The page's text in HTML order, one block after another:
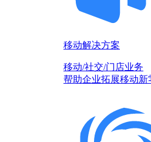
移动解决方案
移动/社交/门店业务
帮助企业拓展移动新